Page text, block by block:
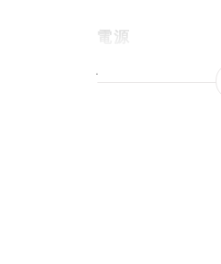
電源
AC100V 50/